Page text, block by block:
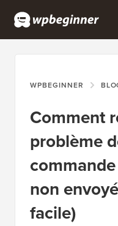
WPBEGINNER
Comment
problème
non
facile)